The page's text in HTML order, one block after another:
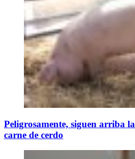
Peligrosamente, siguen arriba
carne de cerdo